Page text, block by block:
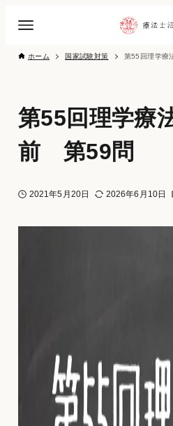
ホーム 国家試験対策 第55回理学療
第55回理学療
前 第59問
2021年5月20日 2026年6月10日